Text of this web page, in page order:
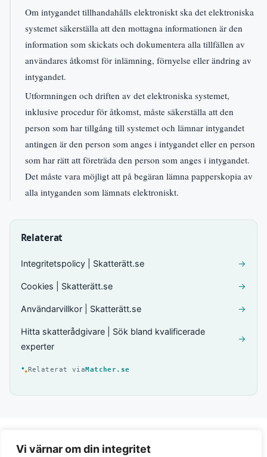
Vi värnar om din integritet
Om intygandet tillhandahålls elektroniskt ska det elektroniska
systemet säkerställa att den mottagna informationen är den
information som skickats och dokumentera alla tillfällen av
användares åtkomst för inlämning, förnyelse eller ändring av
intygandet.
Utformningen och driften av det elektroniska systemet,
inklusive procedur för åtkomst, måste säkerställa att den
person som har tillgång till systemet och lämnar intygandet
antingen är den person som anges i intygandet eller en person
som har rätt att företräda den person som anges i intygandet.
Det måste vara möjligt att på begäran lämna papperskopia av
alla intyganden som lämnats elektroniskt.
Relaterat
Integritetspolicy | Skatterätt.se →
Cookies | Skatterätt.se →
Användarvillkor | Skatterätt.se →
Hitta skatterådgivare | Sök bland kvalificerade
experter
→
Relaterat viaMatcher.se